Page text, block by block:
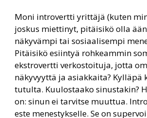
Moni introvertti yrittäjä (kuten
joskus miettinyt, pitäisikö olla
näkyvämpi tai sosiaalisempi
Pitäisikö esiintyä rohkeammin
ekstrovertti verkostoituja, jotta
näkyvyyttä ja asiakkaita? Kylläpä
tutulta. Kuulostaako sinustakin?
on: sinun ei tarvitse muuttua.
este menestykselle. Se on